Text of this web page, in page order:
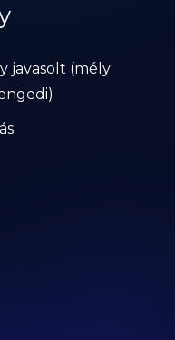
javasolt (mély